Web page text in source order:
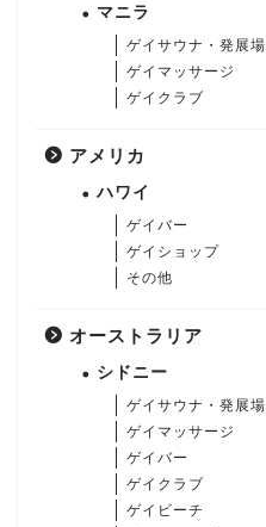
マニラ
ゲイサウナ・発展場
ゲイマッサージ
ゲイクラブ
アメリカ
ハワイ
ゲイバー
ゲイショップ
その他
オーストラリア
シドニー
ゲイサウナ・発展場
ゲイマッサージ
ゲイバー
ゲイクラブ
ゲイビーチ